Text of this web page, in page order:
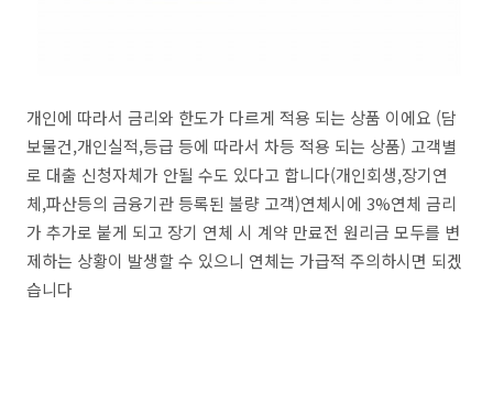
개인에 따라서 금리와 한도가 다르게 적용 되는 상품 이에요 (담
보물건,개인실적,등급 등에 따라서 차등 적용 되는 상품) 고객별
로 대출 신청자체가 안될 수도 있다고 합니다(개인회생,장기연
체,파산등의 금융기관 등록된 불량 고객)연체시에 3%연체 금리
가 추가로 붙게 되고 장기 연체 시 계약 만료전 원리금 모두를 변
제하는 상황이 발생할 수 있으니 연체는 가급적 주의하시면 되겠
습니다